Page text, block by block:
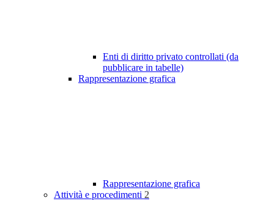
Enti di diritto privato controllati (da
pubblicare in tabelle)
Rappresentazione grafica
Rappresentazione grafica
Attività e procedimenti 2